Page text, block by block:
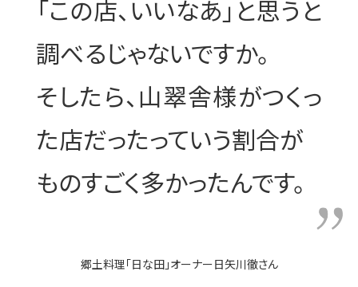
「この店、いいなあ」と思うと
調べるじゃないですか。
そしたら、山翠舎様がつくっ
た店だったっていう割合が
ものすごく多かったんです。
郷土料理「日な田」オーナー日矢川徹さん